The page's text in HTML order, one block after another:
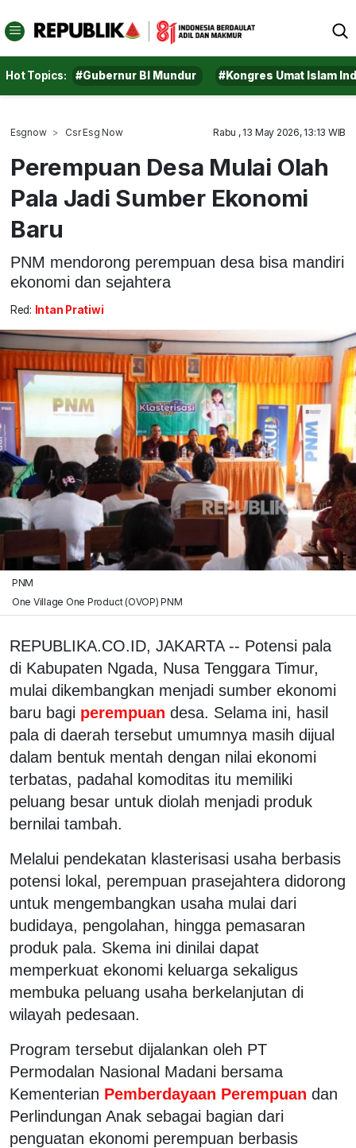
Hot Topics: #Gubernur BI Mundur #Kongres Umat Islam
Esgnow Csr Esg Now Rabu , 13 May 2026, 13:13 WIB
Perempuan Desa Mulai Olah
Pala Jadi Sumber Ekonomi
Baru
PNM mendorong perempuan desa bisa mandiri
ekonomi dan sejahtera
Red: Intan Pratiwi
PNM
One Village One Product (OVOP) PNM
REPUBLIKA.CO.ID, JAKARTA -- Potensi pala
di Kabupaten Ngada, Nusa Tenggara Timur,
mulai dikembangkan menjadi sumber ekonomi
baru bagi perempuan desa. Selama ini, hasil
pala di daerah tersebut umumnya masih dijual
dalam bentuk mentah dengan nilai ekonomi
terbatas, padahal komoditas itu memiliki
peluang besar untuk diolah menjadi produk
bernilai tambah.
Melalui pendekatan klasterisasi usaha berbasis
potensi lokal, perempuan prasejahtera didorong
untuk mengembangkan usaha mulai dari
budidaya, pengolahan, hingga pemasaran
produk pala. Skema ini dinilai dapat
memperkuat ekonomi keluarga sekaligus
membuka peluang usaha berkelanjutan di
wilayah pedesaan.
Program tersebut dijalankan oleh PT
Permodalan Nasional Madani bersama
Kementerian Pemberdayaan Perempuan dan
Perlindungan Anak sebagai bagian dari
penguatan ekonomi perempuan berbasis